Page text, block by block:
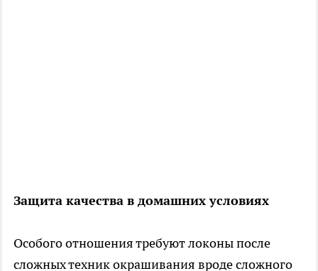
Защита качества в домашних условиях
Особого отношения требуют локоны после
сложных техник окрашивания вроде сложного